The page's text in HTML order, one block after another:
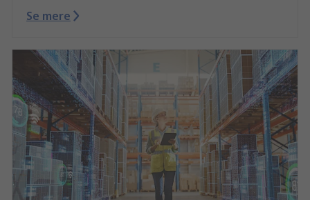
Se mere